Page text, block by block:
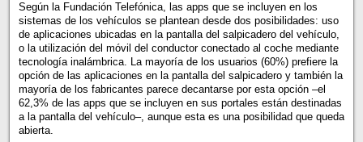
Según la Fundación Telefónica, las apps que se incluyen en los
sistemas de los vehículos se plantean desde dos posibilidades: uso
de aplicaciones ubicadas en la pantalla del salpicadero del vehículo,
o la utilización del móvil del conductor conectado al coche mediante
tecnología inalámbrica. La mayoría de los usuarios (60%) prefiere la
opción de las aplicaciones en la pantalla del salpicadero y también la
mayoría de los fabricantes parece decantarse por esta opción –el
62,3% de las apps que se incluyen en sus portales están destinadas
a la pantalla del vehículo–, aunque esta es una posibilidad que queda
abierta.